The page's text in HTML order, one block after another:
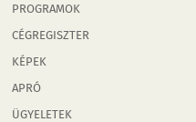
PROGRAMOK
CÉGREGISZTER
KÉPEK
APRÓ
ÜGYELETEK